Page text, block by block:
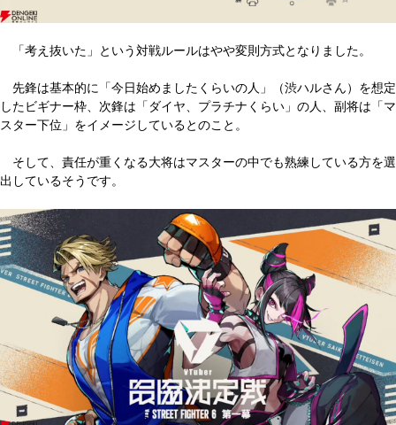
「考え抜いた」という対戦ルールはやや変則方式となりました。
先鋒は基本的に「今日始めましたくらいの人」（渋ハルさん）を想定
したビギナー枠、次鋒は「ダイヤ、プラチナくらい」の人、副将は「マ
スター下位」をイメージしているとのこと。
そして、責任が重くなる大将はマスターの中でも熟練している方を選
出しているそうです。